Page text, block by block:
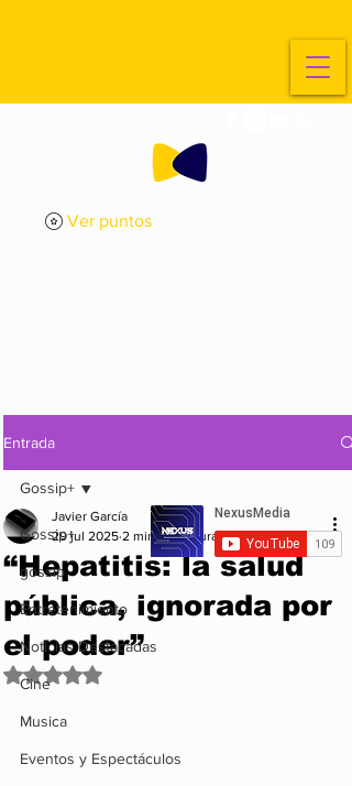
Ver puntos
Entrada
Gossip+
gossip
Entretenimiento
Noticias Destacadas
Cine
Musica
Eventos y Espectáculos
Gossip+
“Hepatitis: la salud
pública, ignorada por
el poder”
Javier García
29 jul 2025 2 min de lectura
Obtuvo NaN de 5 estrellas.